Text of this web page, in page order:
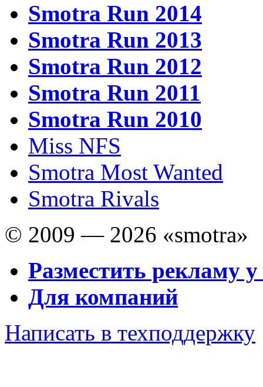
Smotra Run 2014
Smotra Run 2013
Smotra Run 2012
Smotra Run 2011
Smotra Run 2010
Miss NFS
Smotra Most Wanted
Smotra Rivals
© 2009 — 2026 «smotra»
Разместить рекламу у
Для компаний
Написать в техподдержку